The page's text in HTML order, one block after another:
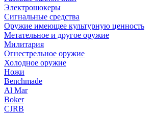
Электрошокеры
Сигнальные средства
Оружие имеющее культурную ценность
Метательное и другое оружие
Милитария
Огнестрельное оружие
Холодное оружие
Ножи
Benchmade
Al Mar
Boker
CJRB